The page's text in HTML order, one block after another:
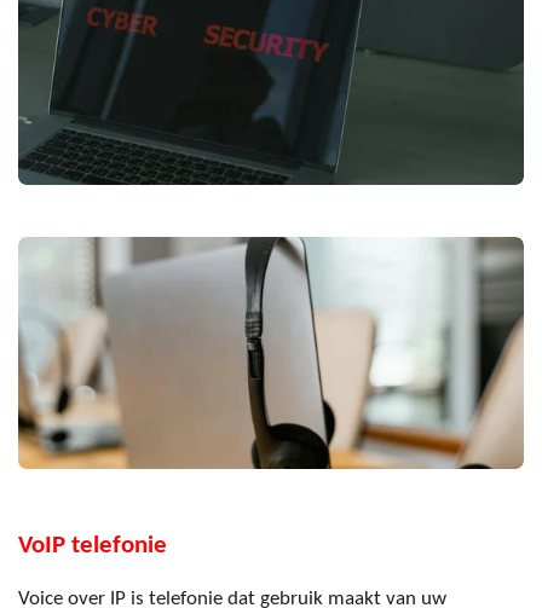
VoIP telefonie
Voice over IP is telefonie dat gebruik maakt van uw